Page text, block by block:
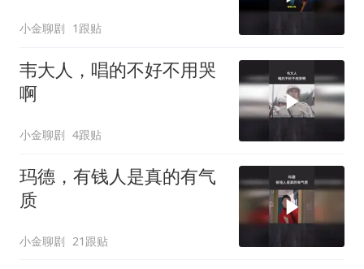
小金聊剧 1跟贴
韦大人，唱的不好不用哭
啊
小金聊剧 4跟贴
玛德，有钱人是真的有气
质
小金聊剧 21跟贴